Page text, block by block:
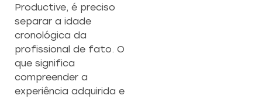
Productive, é preciso
separar a idade
cronológica da
profissional de fato. O
que significa
compreender a
experiência adquirida e